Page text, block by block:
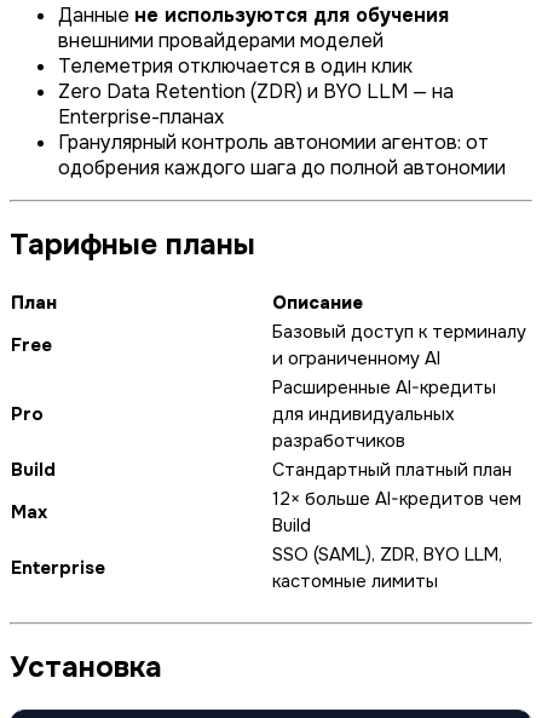
Данные не используются для обучения
внешними провайдерами моделей
Телеметрия отключается в один клик
Zero Data Retention (ZDR) и BYO LLM — на
Enterprise-планах
Гранулярный контроль автономии агентов: от
одобрения каждого шага до полной автономии
Тарифные планы
План
Описание
Free
Базовый доступ к терминалу
и ограниченному AI
Pro
Расширенные AI-кредиты
для индивидуальных
разработчиков
Build
Стандартный платный план
Max
12× больше AI-кредитов чем
Build
Enterprise
SSO (SAML), ZDR, BYO LLM,
кастомные лимиты
Установка